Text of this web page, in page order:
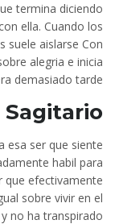
termina diciendo
ella. Cuando los
suele aislarse Con
alegria e inicia
demasiado tarde.
Sagitario
esa ser que siente
habil para
que efectivamente
sobre vivir en el
no ha transpirado